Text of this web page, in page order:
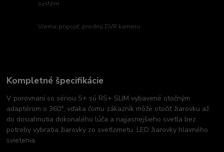
systém
Vieme pripojiť: prednú DVR kameru
Kompletné špecifikácie
V porovnaní so sériou S+ sú RS+ SLIM vybavené otočným
adaptérom o 360°, vďaka čomu zákazník môže otočiť žiarovku až
do dosiahnutia dokonalého lúča a najjasnejšieho svetla bez
potreby vybratia žiarovky zo svetlometu. LED žiarovky hlavného
svietenia.